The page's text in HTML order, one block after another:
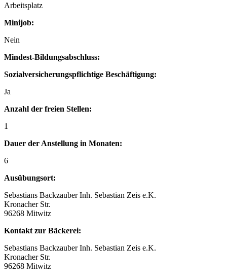
Arbeitsplatz
Minijob:
Nein
Mindest-Bildungsabschluss:
Sozialversicherungspflichtige Beschäftigung:
Ja
Anzahl der freien Stellen:
1
Dauer der Anstellung in Monaten:
6
Ausübungsort:
Sebastians Backzauber Inh. Sebastian Zeis e.K.
Kronacher Str.
96268 Mitwitz
Kontakt zur Bäckerei:
Sebastians Backzauber Inh. Sebastian Zeis e.K.
Kronacher Str.
96268 Mitwitz